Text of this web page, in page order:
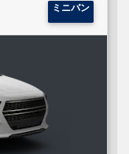
ミニバン